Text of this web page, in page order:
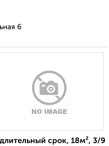
6
срок, 18м², 3/9